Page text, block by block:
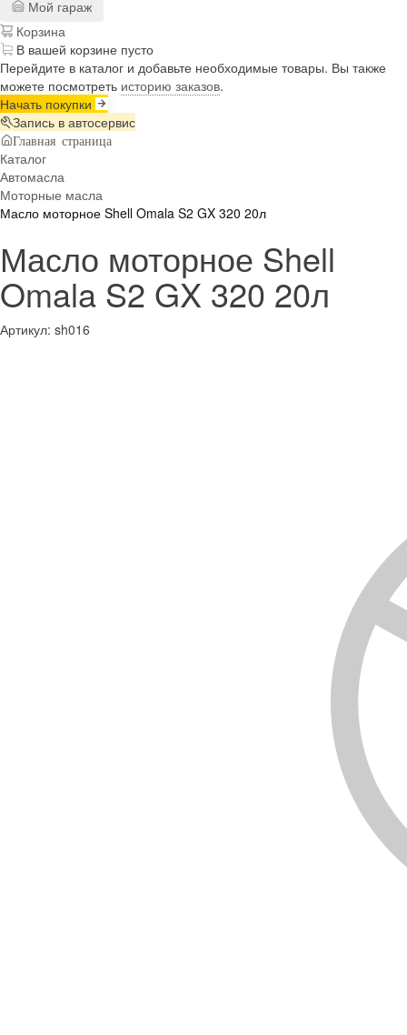
Мой гараж
Корзина
В вашей корзине пусто
Перейдите в каталог и добавьте необходимые товары. Вы также
можете посмотреть историю заказов.
Начать покупки
Запись в автосервис
Главная страница
Каталог
Автомасла
Моторные масла
Масло моторное Shell Omala S2 GX 320 20л
Масло моторное Shell
Omala S2 GX 320 20л
Артикул: sh016